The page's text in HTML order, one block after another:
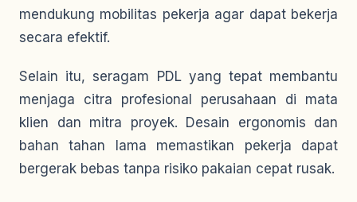
mendukung mobilitas pekerja agar dapat bekerja
secara efektif.
Selain itu, seragam PDL yang tepat membantu
menjaga citra profesional perusahaan di mata
klien dan mitra proyek. Desain ergonomis dan
bahan tahan lama memastikan pekerja dapat
bergerak bebas tanpa risiko pakaian cepat rusak.